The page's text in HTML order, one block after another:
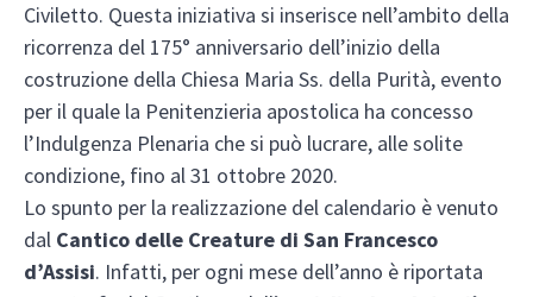
Civiletto. Questa iniziativa si inserisce nell’ambito della
ricorrenza del 175° anniversario dell’inizio della
costruzione della Chiesa Maria Ss. della Purità, evento
per il quale la Penitenzieria apostolica ha concesso
l’Indulgenza Plenaria che si può lucrare, alle solite
condizione, fino al 31 ottobre 2020.
Lo spunto per la realizzazione del calendario è venuto
dal Cantico delle Creature di San Francesco
d’Assisi. Infatti, per ogni mese dell’anno è riportata